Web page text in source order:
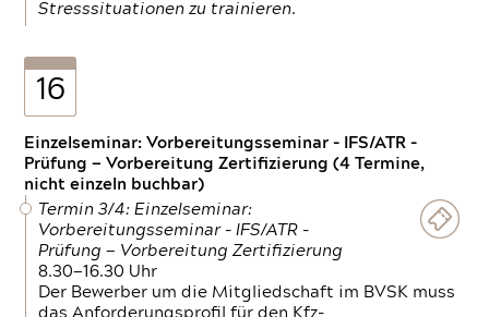
Stresssituationen zu trainieren.
16
Einzelseminar: Vorbereitungsseminar - IFS/ATR -
Prüfung — Vorbereitung Zertifizierung (4 Termine,
nicht einzeln buchbar)
Termin 3/4: Einzelseminar:
Vorbereitungsseminar - IFS/ATR -
Prüfung — Vorbereitung Zertifizierung
8.30—16.30 Uhr
Der Bewerber um die Mitgliedschaft im BVSK muss
das Anforderungsprofil für den Kfz-